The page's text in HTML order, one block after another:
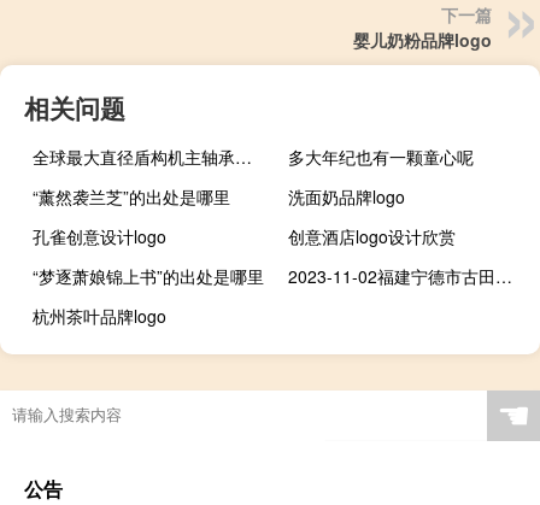
下一篇
婴儿奶粉品牌logo
相关问题
全球最大直径盾构机主轴承在长沙下线
多大年纪也有一颗童心呢
“薰然袭兰芝”的出处是哪里
洗面奶品牌logo
孔雀创意设计logo
创意酒店logo设计欣赏
“梦逐萧娘锦上书”的出处是哪里
2023-11-02福建宁德市古田县(海鲜菇)的报价是多少
杭州茶叶品牌logo
☚
公告